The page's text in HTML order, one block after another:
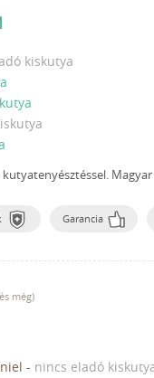
kiskutya
Garancia
még)
- nincs eladó